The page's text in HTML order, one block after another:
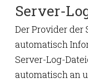
Server-
Der Provider der
automatisch
Server-Log-
automatisch an